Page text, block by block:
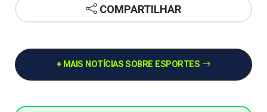
COMPARTILHAR
+ MAIS NOTÍCIAS SOBRE ESPORTES